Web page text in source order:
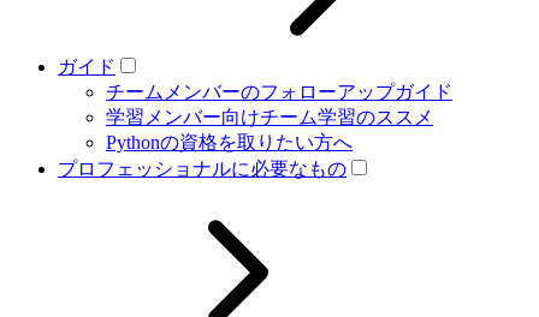
ガイド
チームメンバーのフォローアップガイド
学習メンバー向けチーム学習のススメ
Pythonの資格を取りたい方へ
プロフェッショナルに必要なもの